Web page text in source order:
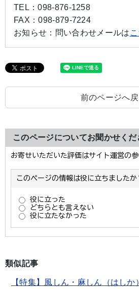
TEL：098-876-1258
FAX：098-879-7224
お知らせ： 問い合わせメールは
前のページへ戻
このページについてお聞かせくだ
類似記事
【特集】風しん・麻しん（はしか